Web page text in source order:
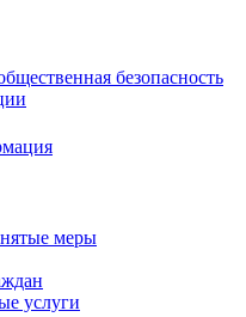
безопасность
меры
услуги